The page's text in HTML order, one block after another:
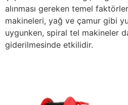
alınması gereken temel
makineleri, yağ ve çamur gibi
uygunken, spiral tel makineler
giderilmesinde etkilidir.